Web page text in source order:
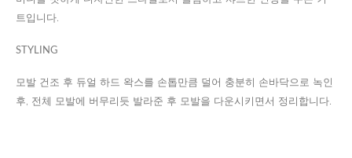
트입니다.
STYLING
모발 건조 후 듀얼 하드 왁스를 손톱만큼 덜어 충분히 손바닥으로 녹인
후, 전체 모발에 버무리듯 발라준 후 모발을 다운시키면서 정리합니다.